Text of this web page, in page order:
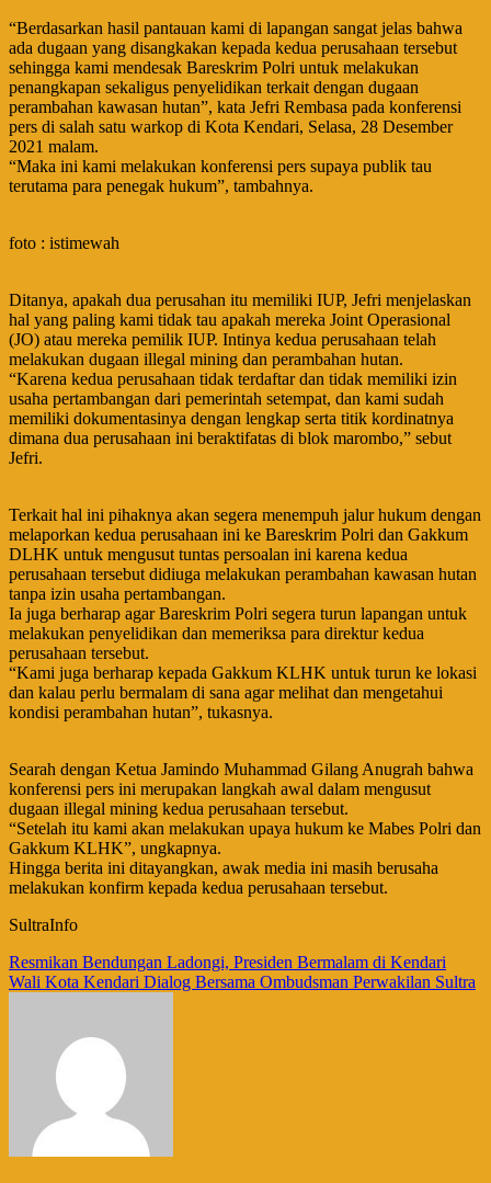
“Berdasarkan hasil pantauan kami di lapangan sangat jelas bahwa
ada dugaan yang disangkakan kepada kedua perusahaan tersebut
sehingga kami mendesak Bareskrim Polri untuk melakukan
penangkapan sekaligus penyelidikan terkait dengan dugaan
perambahan kawasan hutan”, kata Jefri Rembasa pada konferensi
pers di salah satu warkop di Kota Kendari, Selasa, 28 Desember
2021 malam.
“Maka ini kami melakukan konferensi pers supaya publik tau
terutama para penegak hukum”, tambahnya.
foto : istimewah
Ditanya, apakah dua perusahan itu memiliki IUP, Jefri menjelaskan
hal yang paling kami tidak tau apakah mereka Joint Operasional
(JO) atau mereka pemilik IUP. Intinya kedua perusahaan telah
melakukan dugaan illegal mining dan perambahan hutan.
“Karena kedua perusahaan tidak terdaftar dan tidak memiliki izin
usaha pertambangan dari pemerintah setempat, dan kami sudah
memiliki dokumentasinya dengan lengkap serta titik kordinatnya
dimana dua perusahaan ini beraktifatas di blok marombo,” sebut
Jefri.
Terkait hal ini pihaknya akan segera menempuh jalur hukum dengan
melaporkan kedua perusahaan ini ke Bareskrim Polri dan Gakkum
DLHK untuk mengusut tuntas persoalan ini karena kedua
perusahaan tersebut didiuga melakukan perambahan kawasan hutan
tanpa izin usaha pertambangan.
Ia juga berharap agar Bareskrim Polri segera turun lapangan untuk
melakukan penyelidikan dan memeriksa para direktur kedua
perusahaan tersebut.
“Kami juga berharap kepada Gakkum KLHK untuk turun ke lokasi
dan kalau perlu bermalam di sana agar melihat dan mengetahui
kondisi perambahan hutan”, tukasnya.
Searah dengan Ketua Jamindo Muhammad Gilang Anugrah bahwa
konferensi pers ini merupakan langkah awal dalam mengusut
dugaan illegal mining kedua perusahaan tersebut.
“Setelah itu kami akan melakukan upaya hukum ke Mabes Polri dan
Gakkum KLHK”, ungkapnya.
Hingga berita ini ditayangkan, awak media ini masih berusaha
melakukan konfirm kepada kedua perusahaan tersebut.
SultraInfo
Navigasi
pos
Resmikan Bendungan Ladongi, Presiden Bermalam di Kendari
Wali Kota Kendari Dialog Bersama Ombudsman Perwakilan Sultra